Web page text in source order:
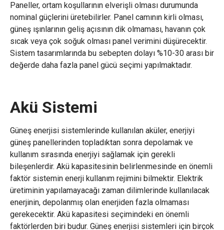
Paneller, ortam koşullarının elverişli olması durumunda
nominal güçlerini üretebilirler. Panel camının kirli olması,
güneş ışınlarının geliş açısının dik olmaması, havanın çok
sıcak veya çok soğuk olması panel verimini düşürecektir.
Sistem tasarımlarında bu sebepten dolayı %10-30 arası bir
değerde daha fazla panel gücü seçimi yapılmaktadır.
Akü Sistemi
Güneş enerjisi sistemlerinde kullanılan aküler, enerjiyi
güneş panellerinden topladıktan sonra depolamak ve
kullanım sırasında enerjiyi sağlamak için gerekli
bileşenlerdir. Akü kapasitesinin belirlenmesinde en önemli
faktör sistemin enerji kullanım rejimini bilmektir. Elektrik
üretiminin yapılamayacağı zaman dilimlerinde kullanılacak
enerjinin, depolanmış olan enerjiden fazla olmaması
gerekecektir. Akü kapasitesi seçimindeki en önemli
faktörlerden biri budur. Güneş enerjisi sistemleri için birçok